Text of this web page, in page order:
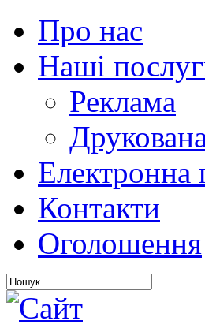
Про нас
Наші
Реклама
Електронна
Контакти
Оголошення